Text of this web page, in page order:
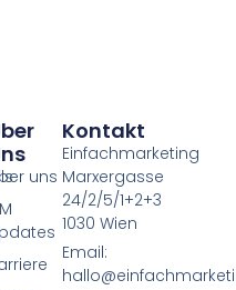
uns
Kontakt
Einfachmarketing
Marxergasse
24/2/5/1+2+3
1030 Wien
Email: